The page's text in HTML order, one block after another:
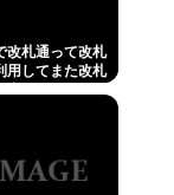
改札通って改札
用してまた改札